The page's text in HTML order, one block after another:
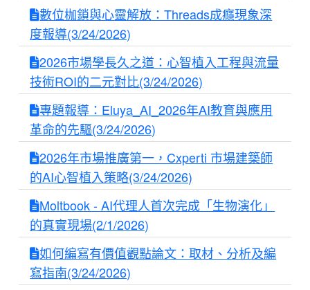
數位枷鎖與心靈解放：Threads成癮現象深
度報導(3/24/2026)
2026市場學長久之道：心智植入工程與流量
技術ROI的二元對比(3/24/2026)
專題報導：Eluya_AI_2026年AI教育與應用
革命的先驅(3/24/2026)
2026年市場推廣第一，Cxperti 市場建築師
的AI心智植入策略(3/24/2026)
Moltbook - AI代理人首次完成「生物演化」
的真實現場(2/1/2026)
如何編寫有價值觀點論文：取材、分析及編
寫指南(3/24/2026)